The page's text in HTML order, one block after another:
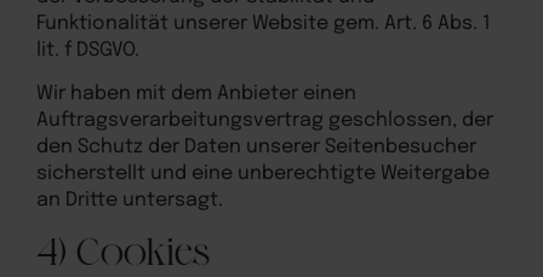
Funktionalität unserer Website gem. Art. 6 Abs. 1
lit. f DSGVO.
Wir haben mit dem Anbieter einen
Auftragsverarbeitungsvertrag geschlossen, der
den Schutz der Daten unserer Seitenbesucher
sicherstellt und eine unberechtigte Weitergabe
an Dritte untersagt.
4) Cookies